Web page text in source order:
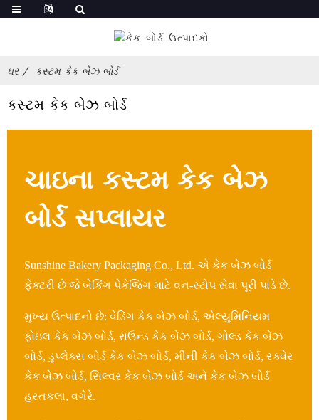
ઘર કસ્ટમ કેક બેઝ બોર્ડ
કસ્ટમ કેક બેઝ બોર્ડ
ચાઇના કસ્ટમ કેક બેઝ
બોર્ડ સપ્લાયર
Sunshine Bakery Packaging Co., Ltd. એ કેક બેઝ બોર્ડ
ફેક્ટરી છે જે બેકિંગ પેકેજિંગ માટે વન-સ્ટોપ સેવા પૂરી પાડે છે.
મુખ્ય ઉત્પાદનો છે: વેડિંગ કેક બેઝ બોર્ડ, એલ્યુમિનિયમ
ફોઇલ કેક બેઝ બોર્ડ, રાઉન્ડ કેક બેઝ બોર્ડ, ગોલ્ડ કેક બેઝ
બોર્ડ, ડુપ્લેક્સ બોર્ડ કેક બેઝ બોર્ડ, મીની કેક બેઝ બોર્ડ, સ્ક્વેર
કેક બેઝ બોર્ડ, સિલ્વર કેક બેઝ બોર્ડ અને કેક બેઝ બોર્ડ
હસ્તકલા, વગેરે.